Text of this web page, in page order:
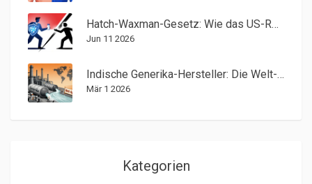
Hatch-Waxman-Gesetz: Wie das US-Recht Generika-Zulassung und Preise regelt
Jun 11 2026
Indische Generika-Hersteller: Die Welt-Apotheke und ihre Exporte
Mär 1 2026
Kategorien